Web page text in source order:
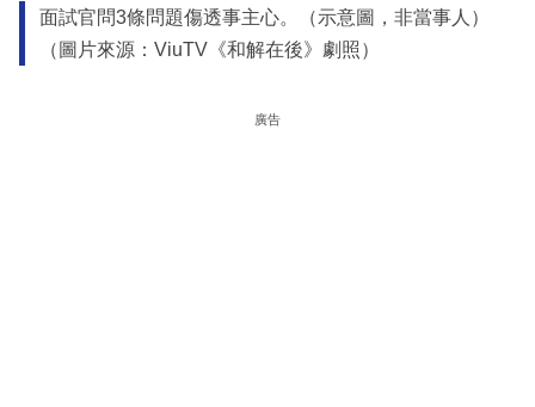
面試官問3條問題傷透事主心。（示意圖，非當事人）
（圖片來源：ViuTV《和解在後》劇照）
廣告